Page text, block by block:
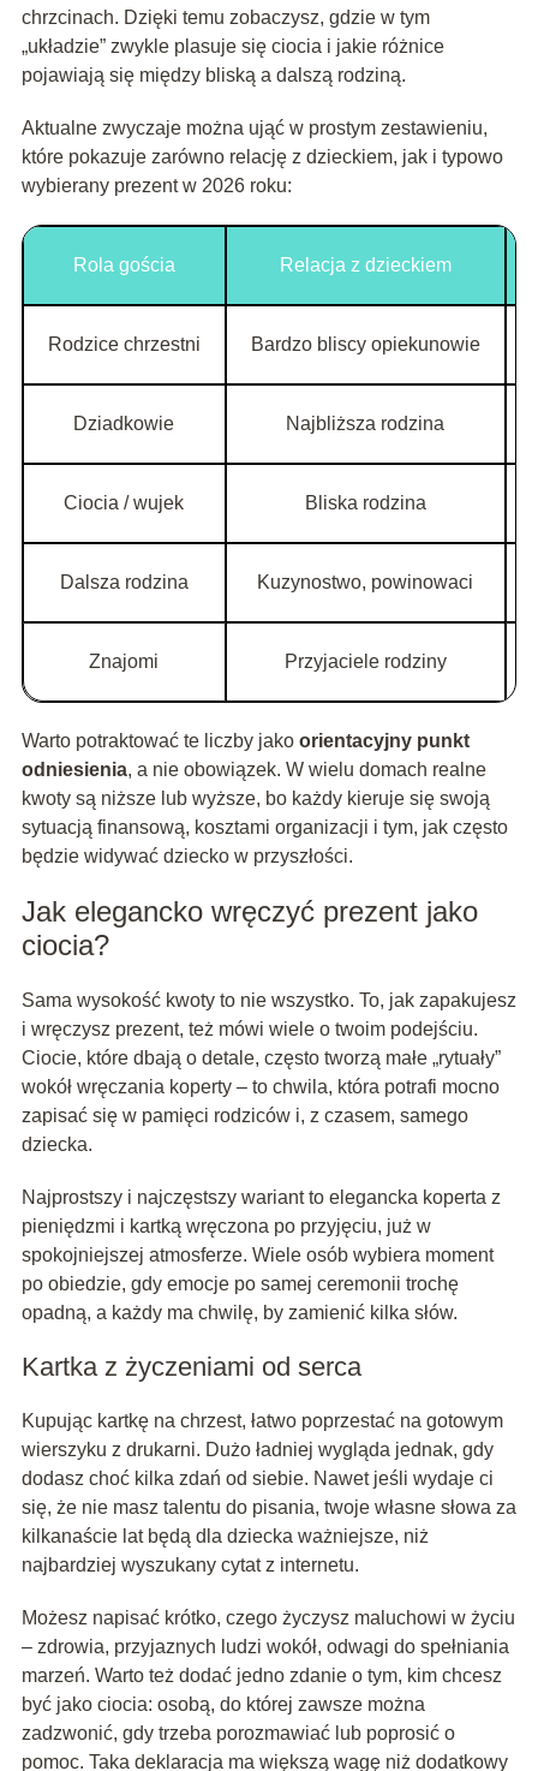
chrzcinach. Dzięki temu zobaczysz, gdzie w tym
„układzie” zwykle plasuje się ciocia i jakie różnice
pojawiają się między bliską a dalszą rodziną.
Aktualne zwyczaje można ująć w prostym zestawieniu,
które pokazuje zarówno relację z dzieckiem, jak i typowo
wybierany prezent w 2026 roku:
Rola gościa Relacja z dzieckiem
Rodzice chrzestni Bardzo bliscy opiekunowie
Dziadkowie Najbliższa rodzina
Ciocia / wujek Bliska rodzina
Dalsza rodzina Kuzynostwo, powinowaci
Znajomi Przyjaciele rodziny
Warto potraktować te liczby jako orientacyjny punkt
odniesienia, a nie obowiązek. W wielu domach realne
kwoty są niższe lub wyższe, bo każdy kieruje się swoją
sytuacją finansową, kosztami organizacji i tym, jak często
będzie widywać dziecko w przyszłości.
Jak elegancko wręczyć prezent jako
ciocia?
Sama wysokość kwoty to nie wszystko. To, jak zapakujesz
i wręczysz prezent, też mówi wiele o twoim podejściu.
Ciocie, które dbają o detale, często tworzą małe „rytuały”
wokół wręczania koperty – to chwila, która potrafi mocno
zapisać się w pamięci rodziców i, z czasem, samego
dziecka.
Najprostszy i najczęstszy wariant to elegancka koperta z
pieniędzmi i kartką wręczona po przyjęciu, już w
spokojniejszej atmosferze. Wiele osób wybiera moment
po obiedzie, gdy emocje po samej ceremonii trochę
opadną, a każdy ma chwilę, by zamienić kilka słów.
Kartka z życzeniami od serca
Kupując kartkę na chrzest, łatwo poprzestać na gotowym
wierszyku z drukarni. Dużo ładniej wygląda jednak, gdy
dodasz choć kilka zdań od siebie. Nawet jeśli wydaje ci
się, że nie masz talentu do pisania, twoje własne słowa za
kilkanaście lat będą dla dziecka ważniejsze, niż
najbardziej wyszukany cytat z internetu.
Możesz napisać krótko, czego życzysz maluchowi w życiu
– zdrowia, przyjaznych ludzi wokół, odwagi do spełniania
marzeń. Warto też dodać jedno zdanie o tym, kim chcesz
być jako ciocia: osobą, do której zawsze można
zadzwonić, gdy trzeba porozmawiać lub poprosić o
pomoc. Taka deklaracja ma większą wagę niż dodatkowy